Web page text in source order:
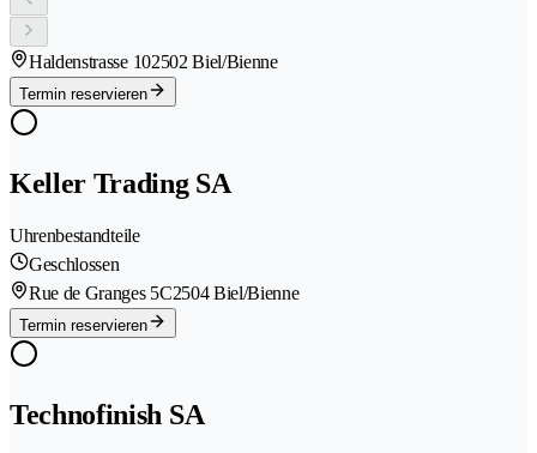
Haldenstrasse 102502 Biel/Bienne
Termin reservieren
Keller Trading SA
Uhrenbestandteile
Geschlossen
Rue de Granges 5C2504 Biel/Bienne
Termin reservieren
Technofinish SA